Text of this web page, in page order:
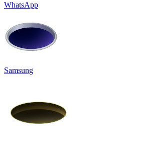
WhatsApp
Samsung